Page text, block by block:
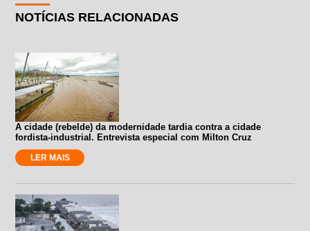
NOTÍCIAS RELACIONADAS
A cidade (rebelde) da modernidade tardia contra a cidade
fordista-industrial. Entrevista especial com Milton Cruz
LER MAIS